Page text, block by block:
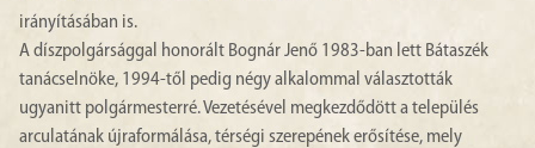
irányításában is.
A díszpolgársággal honorált Bognár Jenő 1983-ban lett Bátaszék
tanácselnöke, 1994-től pedig négy alkalommal választották
ugyanitt polgármesterré. Vezetésével megkezdődött a település
arculatának újraformálása, térségi szerepének erősítése, mely